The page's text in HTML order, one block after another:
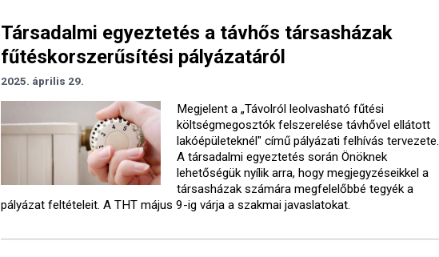
Társadalmi egyeztetés a távhős társasházak
fűtéskorszerűsítési pályázatáról
2025. április 29.
Megjelent a „Távolról leolvasható fűtési
költségmegosztók felszerelése távhővel ellátott
lakóépületeknél" című pályázati felhívás tervezete.
A társadalmi egyeztetés során Önöknek
lehetőségük nyílik arra, hogy megjegyzéseikkel a
társasházak számára megfelelőbbé tegyék a
pályázat feltételeit. A THT május 9-ig várja a szakmai javaslatokat.